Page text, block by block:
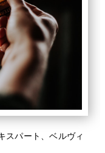
スパート、ベルヴィ